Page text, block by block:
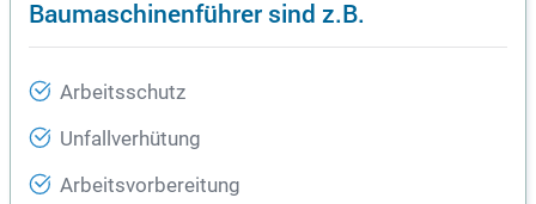
Baumaschinenführer sind z.B.
Arbeitsschutz
Unfallverhütung
Arbeitsvorbereitung